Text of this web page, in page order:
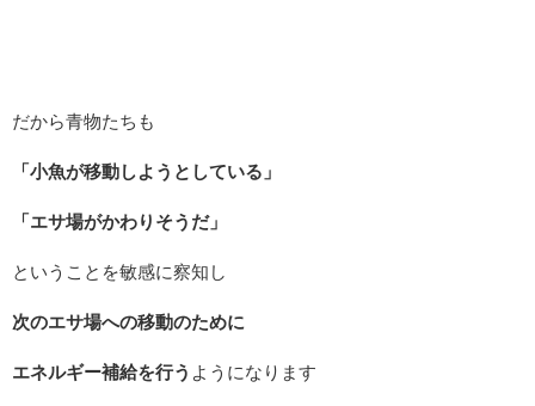
だから青物たちも
「小魚が移動しようとしている」
「エサ場がかわりそうだ」
ということを敏感に察知し
次のエサ場への移動のために
エネルギー補給を行う ようになります